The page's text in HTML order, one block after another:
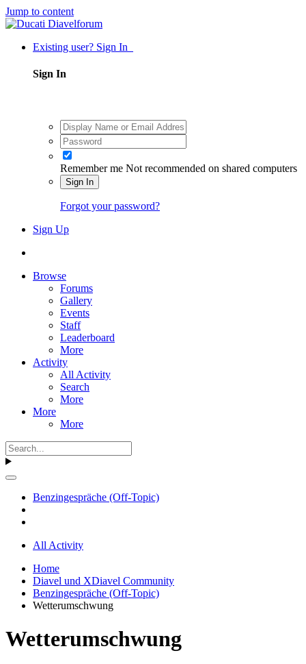
Jump to content
Existing user? Sign In
Sign In
Remember me Not recommended on shared computers
Sign In
Forgot your password?
Sign Up
Browse
Forums
Gallery
Events
Staff
Leaderboard
More
Activity
All Activity
Search
More
More
More
Benzingespräche (Off-Topic)
All Activity
Home
Diavel und XDiavel Community
Benzingespräche (Off-Topic)
Wetterumschwung
Wetterumschwung